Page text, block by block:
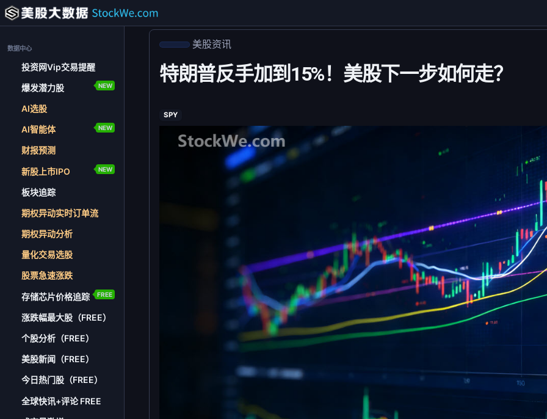
数据中心
投资网Vip交易提醒
爆发潜力股 NEW
AI选股
AI智能体 NEW
财报预测
新股上市IPO NEW
板块追踪
期权异动实时订单流
期权异动分析
量化交易选股
股票急速涨跌
存储芯片价格追踪 FREE
涨跌幅最大股（FREE）
个股分析（FREE）
美股新闻（FREE）
今日热门股（FREE）
全球快讯+评论 FREE
美股资讯
特朗普反手加到15%！美股下一步如何走？
SPY